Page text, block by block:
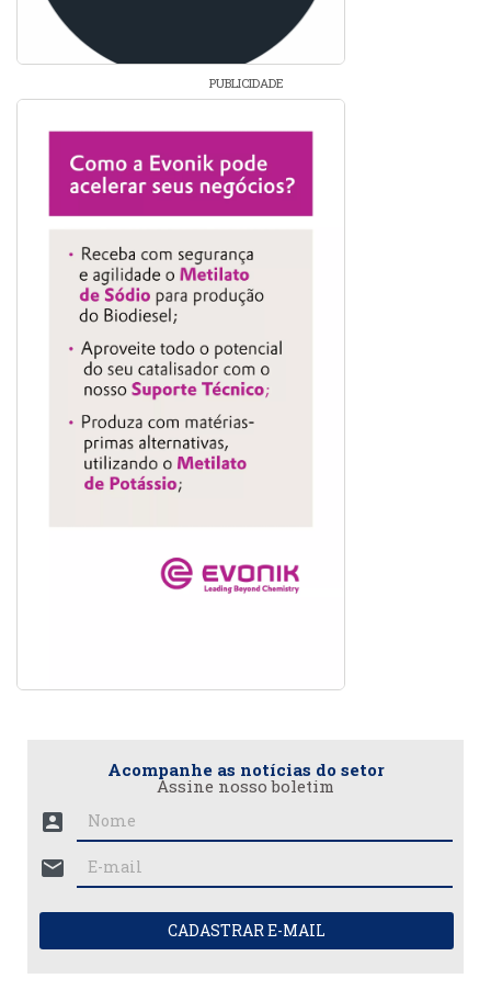
PUBLICIDADE
Acompanhe as notícias do setor
Assine nosso boletim
account_box
mail
CADASTRAR E-MAIL